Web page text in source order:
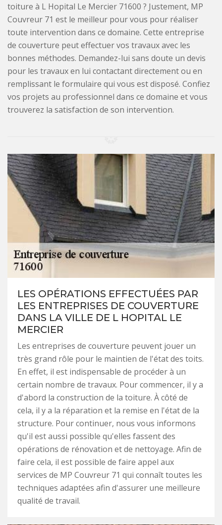
toiture à L Hopital Le Mercier 71600 ? Justement, MP
Couvreur 71 est le meilleur pour vous pour réaliser
toute intervention dans ce domaine. Cette entreprise
de couverture peut effectuer vos travaux avec les
bonnes méthodes. Demandez-lui sans doute un devis
pour les travaux en lui contactant directement ou en
remplissant le formulaire qui vous est disposé. Confiez
vos projets au professionnel dans ce domaine et vous
trouverez la satisfaction de son intervention.
LES OPÉRATIONS EFFECTUÉES PAR
LES ENTREPRISES DE COUVERTURE
DANS LA VILLE DE L HOPITAL LE
MERCIER
Les entreprises de couverture peuvent jouer un
très grand rôle pour le maintien de l'état des toits.
En effet, il est indispensable de procéder à un
certain nombre de travaux. Pour commencer, il y a
d'abord la construction de la toiture. À côté de
cela, il y a la réparation et la remise en l'état de la
structure. Pour continuer, nous vous informons
qu'il est aussi possible qu'elles fassent des
opérations de rénovation et de nettoyage. Afin de
faire cela, il est possible de faire appel aux
services de MP Couvreur 71 qui connaît toutes les
techniques adaptées afin d'assurer une meilleure
qualité de travail.